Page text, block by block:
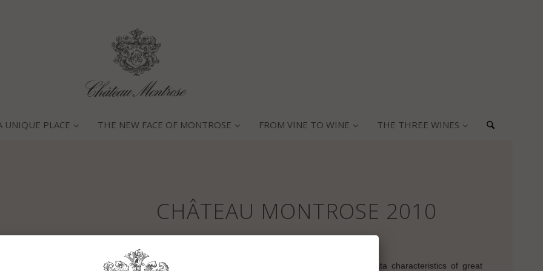
UNIQUE PLACE THE NEW FACE OF MONTROSE FROM VINE TO WINE THE THREE WINES
CHÂTEAU MONTROSE 2010
2010 was particularly dry and relatively hot- climate data characteristics of great